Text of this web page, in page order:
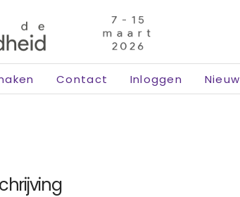
Contact Inloggen